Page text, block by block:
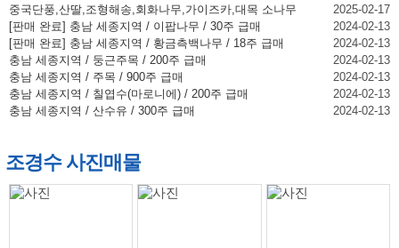
중국단풍,산딸,조형해송,회화나무,가이즈카,대목 소나무
2025-02-17
[판매 완료] 충남 세종지역 / 이팝나무 / 30주 급매
2024-02-13
[판매 완료] 충남 세종지역 / 황금측백나무 / 18주 급매
2024-02-13
충남 세종지역 / 둥근주목 / 200주 급매
2024-02-13
충남 세종지역 / 주목 / 900주 급매
2024-02-13
충남 세종지역 / 칠엽수(마로니에) / 200주 급매
2024-02-13
충남 세종지역 / 산수유 / 300주 급매
2024-02-13
조경수 사진매물